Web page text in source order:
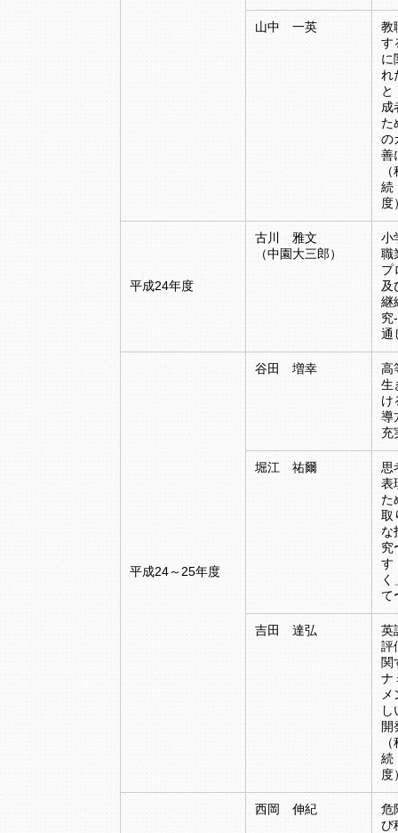
山中 一英
教
す
に
れ
と
成
た
の
善
続
度
平成24年度
古川 雅文
（中園大三郎）
小
職
プ
及
継
究
通
平成24～25年度
谷田 増幸
高
生
け
導
充
堀江 祐爾
思
表
た
取
な
究
す
て
吉田 達弘
英
評
関
ナ
開
続
度
西岡 伸紀
危
び